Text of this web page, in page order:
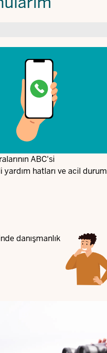
ABC'si
yardım hatları ve acil durum
danışmanlık